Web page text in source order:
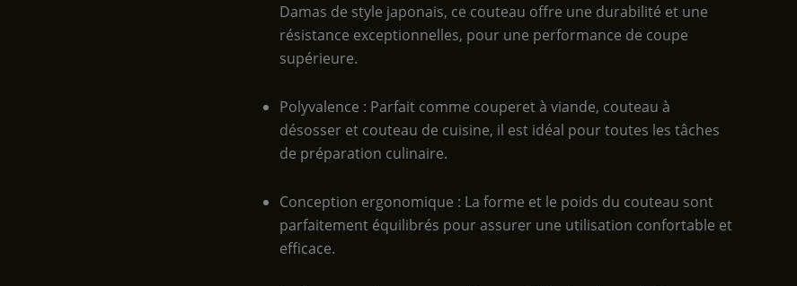
Damas de style japonais, ce couteau offre une durabilité et une
résistance exceptionnelles, pour une performance de coupe
supérieure.
Polyvalence : Parfait comme couperet à viande, couteau à
désosser et couteau de cuisine, il est idéal pour toutes les tâches
de préparation culinaire.
Conception ergonomique : La forme et le poids du couteau sont
parfaitement équilibrés pour assurer une utilisation confortable et
efficace.